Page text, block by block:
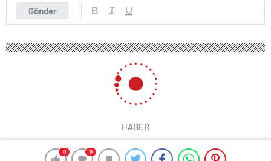
0 0
Gönder
HABER